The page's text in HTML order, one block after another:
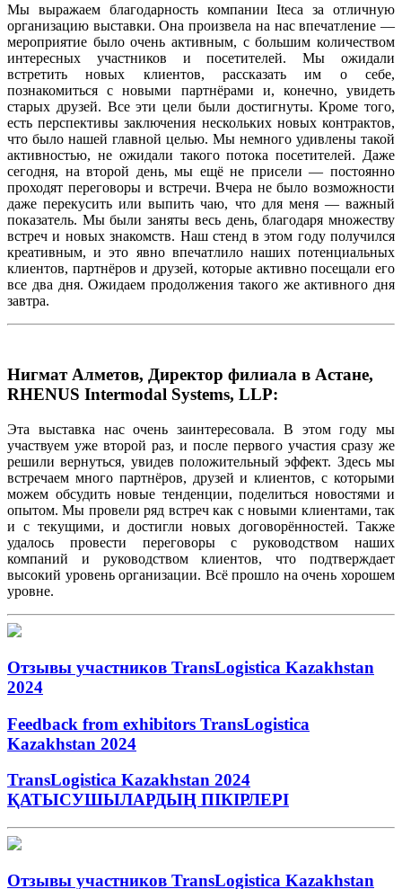
Мы выражаем благодарность компании Iteca за отличную
организацию выставки. Она произвела на нас впечатление —
мероприятие было очень активным, с большим количеством
интересных участников и посетителей. Мы ожидали
встретить новых клиентов, рассказать им о себе,
познакомиться с новыми партнёрами и, конечно, увидеть
старых друзей. Все эти цели были достигнуты. Кроме того,
есть перспективы заключения нескольких новых контрактов,
что было нашей главной целью. Мы немного удивлены такой
активностью, не ожидали такого потока посетителей. Даже
сегодня, на второй день, мы ещё не присели — постоянно
проходят переговоры и встречи. Вчера не было возможности
даже перекусить или выпить чаю, что для меня — важный
показатель. Мы были заняты весь день, благодаря множеству
встреч и новых знакомств. Наш стенд в этом году получился
креативным, и это явно впечатлило наших потенциальных
клиентов, партнёров и друзей, которые активно посещали его
все два дня. Ожидаем продолжения такого же активного дня
завтра.
Нигмат Алметов, Директор филиала в Астане,
RHENUS Intermodal Systems, LLP:
Эта выставка нас очень заинтересовала. В этом году мы
участвуем уже второй раз, и после первого участия сразу же
решили вернуться, увидев положительный эффект. Здесь мы
встречаем много партнёров, друзей и клиентов, с которыми
можем обсудить новые тенденции, поделиться новостями и
опытом. Мы провели ряд встреч как с новыми клиентами, так
и с текущими, и достигли новых договорённостей. Также
удалось провести переговоры с руководством наших
компаний и руководством клиентов, что подтверждает
высокий уровень организации. Всё прошло на очень хорошем
уровне.
Отзывы участников TransLogistica Kazakhstan
2024
Feedback from exhibitors TransLogistica
Kazakhstan 2024
TransLogistica Kazakhstan 2024
ҚАТЫСУШЫЛАРДЫҢ ПІКІРЛЕРІ
Отзывы участников TransLogistica Kazakhstan